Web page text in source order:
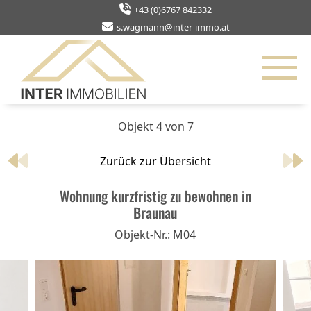
+43 (0)6767 842332
s.wagmann@inter-immo.at
Objekt 4 von 7
Zurück zur Übersicht
Wohnung kurzfristig zu bewohnen in
Braunau
Objekt-Nr.: M04